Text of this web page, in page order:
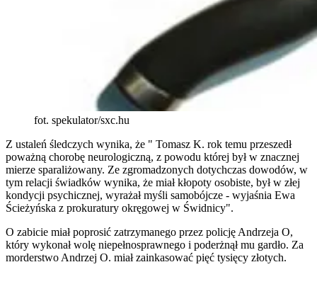
fot. spekulator/sxc.hu
Z ustaleń śledczych wynika, że " Tomasz K. rok temu przeszedł
poważną chorobę neurologiczną, z powodu której był w znacznej
mierze sparaliżowany. Ze zgromadzonych dotychczas dowodów, w
tym relacji świadków wynika, że miał kłopoty osobiste, był w złej
kondycji psychicznej, wyrażał myśli samobójcze - wyjaśnia Ewa
Ścieżyńska z prokuratury okręgowej w Świdnicy".
O zabicie miał poprosić zatrzymanego przez policję Andrzeja O,
który wykonał wolę niepełnosprawnego i poderżnął mu gardło. Za
morderstwo Andrzej O. miał zainkasować pięć tysięcy złotych.